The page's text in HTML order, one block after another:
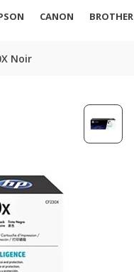
CANON BROTHER
Noir